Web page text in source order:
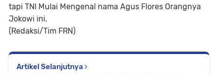
tapi TNI Mulai Mengenal nama Agus Flores Orangnya
Jokowi ini.
(Redaksi/Tim FRN)
Artikel Selanjutnya